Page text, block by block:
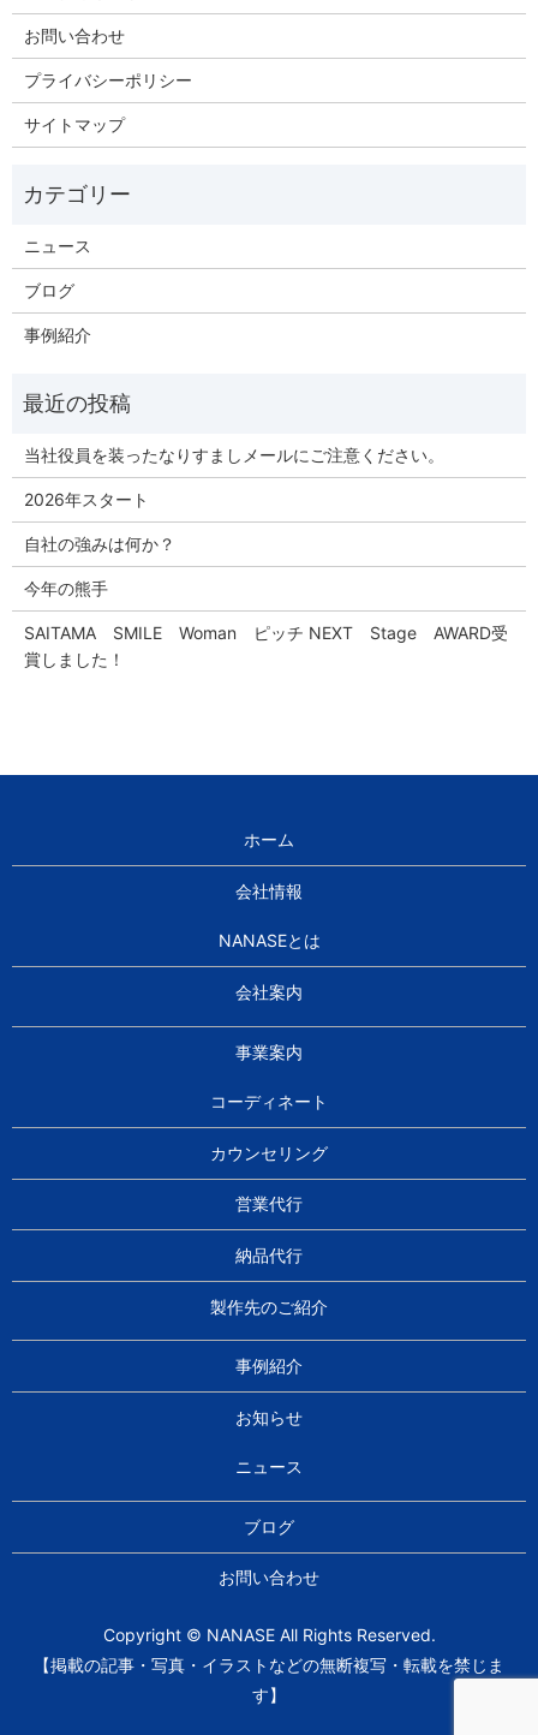
お問い合わせ
プライバシーポリシー
サイトマップ
ニュース
ブログ
事例紹介
当社役員を装ったなりすましメールにご注意ください。
2026年スタート
自社の強みは何か？
今年の熊手
SAITAMA SMILE Woman ピッチ NEXT Stage AWARD受
賞しました！
ホーム
会社情報
NANASEとは
会社案内
事業案内
コーディネート
カウンセリング
営業代行
納品代行
製作先のご紹介
事例紹介
お知らせ
ニュース
ブログ
お問い合わせ
Copyright © NANASE All Rights Reserved.
【掲載の記事・写真・イラストなどの無断複写・転載を禁じま
す】